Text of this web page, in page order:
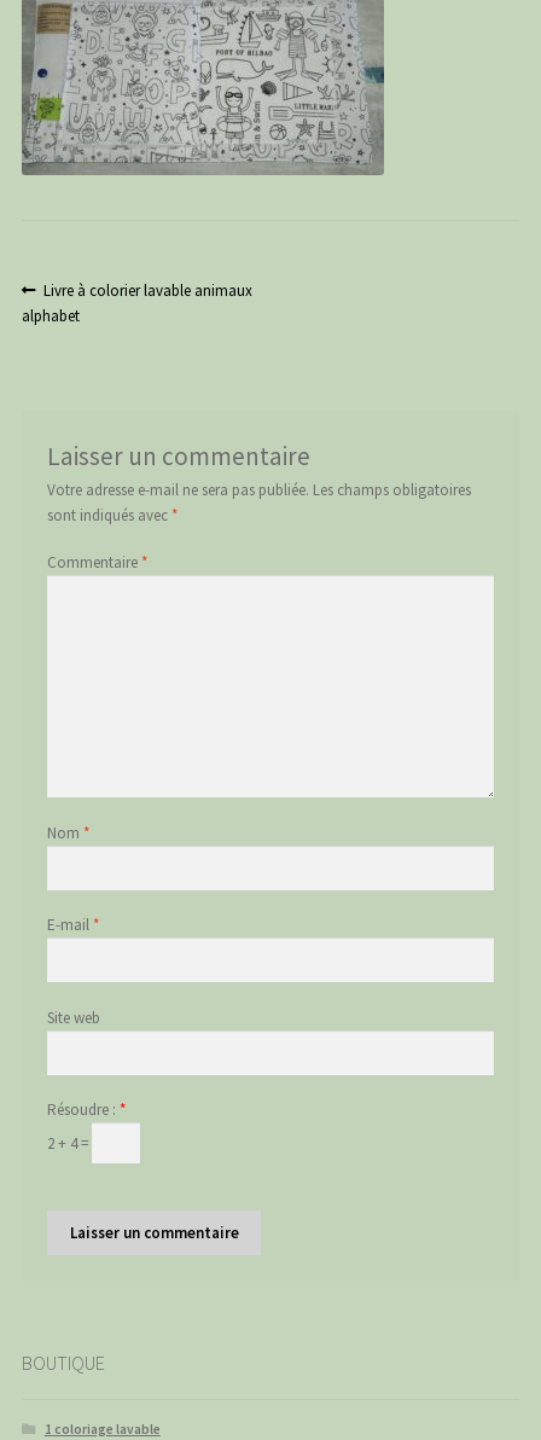
PANIER
CONTACT
C G
Navigation
de
Article
précédent :
Livre à colorier lavable animaux
alphabet
Laisser un commentaire
Votre adresse e-mail ne sera pas publiée. Les champs obligatoires
sont indiqués avec *
Commentaire *
Nom *
E-mail *
Site web
Résoudre : *
2 + 4 =
BOUTIQUE
1 coloriage lavable